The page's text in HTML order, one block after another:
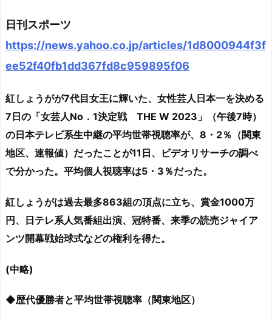
日刊スポーツ
https://news.yahoo.co.jp/articles/1d8000944f3f
ee52f40fb1dd367fd8c959895f06
紅しょうがが7代目女王に輝いた、女性芸人日本一を決める
7日の「女芸人No．1決定戦 THE W 2023」（午後7時）
の日本テレビ系生中継の平均世帯視聴率が、8・2％（関東
地区、速報値）だったことが11日、ビデオリサーチの調べ
で分かった。平均個人視聴率は5・3％だった。
紅しょうがは過去最多863組の頂点に立ち、賞金1000万
円、日テレ系人気番組出演、冠特番、来季の読売ジャイア
ンツ開幕戦始球式などの権利を得た。
(中略)
◆歴代優勝者と平均世帯視聴率（関東地区）